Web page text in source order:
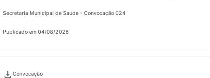
Secretaria Municipal de Saúde - Convocação 024
Publicado em 04/08/2026
Convocação